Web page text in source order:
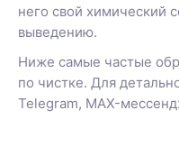
него свой химический
выведению.
Ниже самые частые
по чистке. Для
Telegram, MAX-